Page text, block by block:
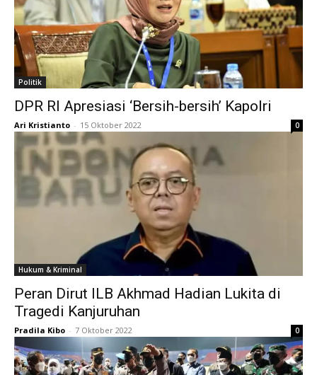
Politik
DPR RI Apresiasi ‘Bersih-bersih’ Kapolri
Ari Kristianto - 15 Oktober 2022 0
Hukum & Kriminal
Peran Dirut ILB Akhmad Hadian Lukita di
Tragedi Kanjuruhan
Pradila Kibo - 7 Oktober 2022 0